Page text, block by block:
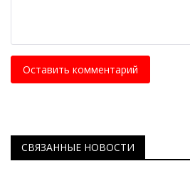
Оставить комментарий
СВЯЗАННЫЕ НОВОСТИ